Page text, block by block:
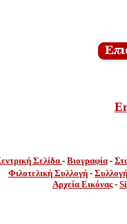
Σελίδα- Βιογραφία -
Φιλοτελική Συλλογή - Συλλογή
Αρχεία Εικόνας-